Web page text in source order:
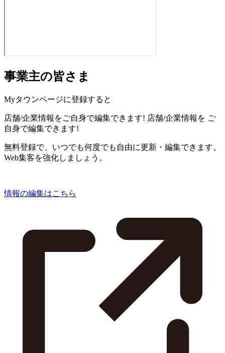
事業主の皆さま
Myタウンページに登録すると
店舗/企業情報をご自身で編集できます! 店舗/企業情報を ご
自身で編集できます!
無料登録で、いつでも何度でも自由に更新・編集できます。
Web集客を強化しましょう。
情報の編集はこちら